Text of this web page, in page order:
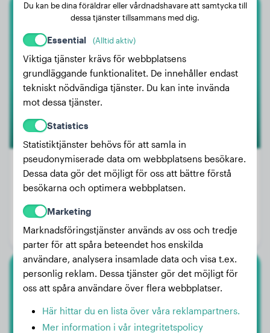
Alaskan Malamute
SNOW
Ålder:
Kön:
Honhund
Tax
Maus
Du kan be dina föräldrar eller vårdnadshavare att samtycka till
dessa tjänster tillsammans med dig.
Essential (Alltid aktiv)
Viktiga tjänster krävs för webbplatsens
grundläggande funktionalitet. De innehåller endast
tekniskt nödvändiga tjänster. Du kan inte invända
mot dessa tjänster.
Statistics
Statistiktjänster behövs för att samla in
pseudonymiserade data om webbplatsens besökare.
Dessa data gör det möjligt för oss att bättre förstå
besökarna och optimera webbplatsen.
Marketing
Marknadsföringstjänster används av oss och tredje
parter för att spåra beteendet hos enskilda
användare, analysera insamlade data och visa t.ex.
personlig reklam. Dessa tjänster gör det möjligt för
oss att spåra användare över flera webbplatser.
Här hittar du en lista över våra reklampartners.
Mer information i vår integritetspolicy